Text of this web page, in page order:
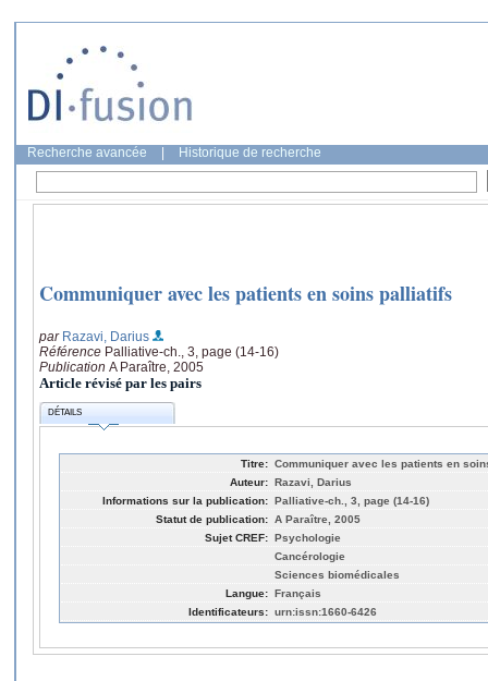
Recherche avancée Historique de recherche
Communiquer avec les patients en soins palliatifs
par Razavi, Darius
Référence Palliative-ch., 3, page (14-16)
Publication A Paraître, 2005
Article révisé par les pairs
DÉTAILS
Titre: Communiquer avec les patients en
Auteur: Razavi, Darius
Informations sur la publication: Palliative-ch., 3, page (14-16)
Statut de publication: A Paraître, 2005
Sujet CREF: Psychologie
Cancérologie
Sciences biomédicales
Langue: Français
Identificateurs: urn:issn:1660-6426